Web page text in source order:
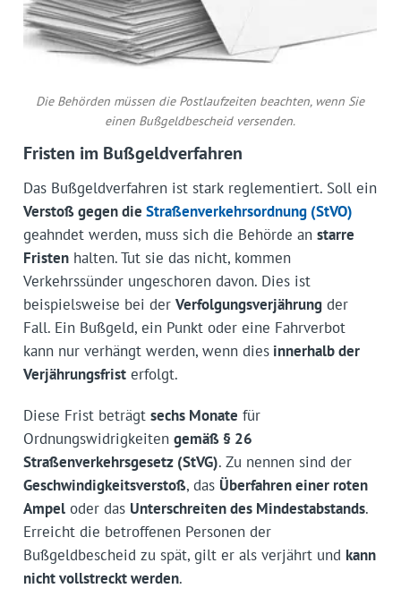
Die Behörden müssen die Postlaufzeiten beachten, wenn Sie
einen Bußgeldbescheid versenden.
Fristen im Bußgeldverfahren
Das Bußgeldverfahren ist stark reglementiert. Soll ein
Verstoß gegen die Straßenverkehrsordnung (StVO)
geahndet werden, muss sich die Behörde an starre
Fristenhalten. Tut sie das nicht, kommen
Verkehrssünder ungeschoren davon. Dies ist
beispielsweise bei der Verfolgungsverjährungder
Fall. Ein Bußgeld, ein Punkt oder eine Fahrverbot
kann nur verhängt werden, wenn diesinnerhalb der
Verjährungsfristerfolgt.
Diese Frist beträgt sechs Monate für
Ordnungswidrigkeiten gemäß § 26
Straßenverkehrsgesetz (StVG). Zu nennen sind der
Geschwindigkeitsverstoß, das Überfahren einer roten
Ampeloder das Unterschreiten des Mindestabstands.
Erreicht die betroffenen Personen der
Bußgeldbescheid zu spät, gilt er als verjährt und kann
nicht vollstreckt werden.